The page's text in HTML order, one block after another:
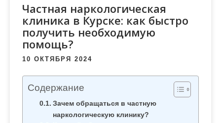
Частная наркологическая
клиника в Курске: как быстро
получить необходимую
помощь?
10 ОКТЯБРЯ 2024
Содержание
Зачем обращаться в частную
наркологическую клинику?